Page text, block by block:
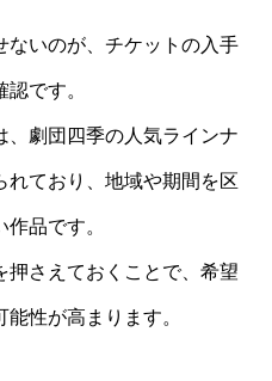
ないのが、チケットの入手
です。
、劇団四季の人気ラインナ
れており、地域や期間を区
品です。
押さえておくことで、希望
性が高まります。